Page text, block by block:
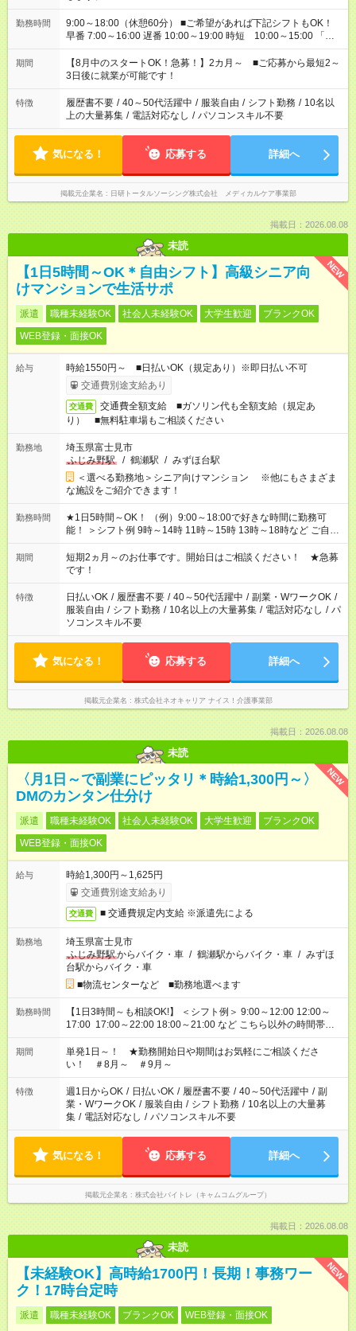
勤務時間
9:00～18:00（休憩60分） ■ご希望があれば下記シフトもOK！
早番 7:00～16:00 遅番 10:00～19:00 時短 10:00～15:00 「家
族と休みを合わせたい」 「余裕を持って夕飯の準備がしたい」
「できれば残業はしたくない」 など、ご希望を教えてください
ね。 ※Wワーク希望の方へ 今ご覧のお仕事で希望する勤務時間
と、もう1つのお仕事の勤務時間。 合計で週40時間を超える場
合は応募できません。
期間
【8月中のスタートOK！急募！】2カ月～ ■ご応募から最短2～
3日後に就業が可能です！
特徴 履歴書不要 / 40～50代活躍中 / 服装自由 / シフト勤務 / 10名以
上の大量募集 / 電話対応なし / パソコンスキル不要
気になる！ 応募する 詳細へ
掲載元企業名 日研トータルソーシング株式会社 メディカルケア事業部
掲載日：2026.08.08
未読
NEW
【1日5時間～OK＊自由シフト】高級シニア向
けマンションで生活サポ
派遣 職種未経験OK 社会人未経験OK 大学生歓迎
ブランクOK
WEB登録・面接OK
給与
時給1550円～ ■日払いOK（規定あり）※即日払い不可
交通費別途支給あり
交通費
交通費全額支給 ■ガソリン代も全額支給（規定あ
り） ■無料駐車場もご相談ください
勤務地
埼玉県富士見市
ふじみ野駅
/ 鶴瀬駅 / みずほ台駅
＜選べる勤務地＞シニア向けマンション ※他にもさまざま
な施設をご紹介できます！
勤務時間
★1日5時間～OK！ （例）9:00～18:00で好きな時間に勤務可
能！ ＞シフト例 9時～14時 11時～15時 13時～18時など ご自身
のご都合に合わせて勤務時間をご相談ください！ ★家庭の都合
でお休みや時間の調整が必要な場合も遠慮なくご相談くださ
い。
期間
短期2ヵ月～のお仕事です。開始日はご相談ください！ ★急募
です！
特徴 日払いOK / 履歴書不要 / 40～50代活躍中 / 副業・WワークOK /
服装自由 / シフト勤務 / 10名以上の大量募集 / 電話対応なし / パ
ソコンスキル不要
気になる！ 応募する 詳細へ
掲載元企業名 株式会社ネオキャリア ナイス！介護事業部
掲載日：2026.08.08
未読
NEW
〈月1日～で副業にピッタリ＊時給1,300円～〉
DMのカンタン仕分け
派遣 職種未経験OK 社会人未経験OK 大学生歓迎
ブランクOK
WEB登録・面接OK
給与
時給1,300円～1,625円
交通費別途支給あり
交通費 ■ 交通費規定内支給 ※派遣先による
勤務地
埼玉県富士見市
ふじみ野駅からバイク・車 / 鶴瀬駅からバイク・車 / みずほ
台駅からバイク・車
■物流センターなど ■勤務地選べます
勤務時間
【1日3時間～も相談OK!】 ＜シフト例＞ 9:00～12:00 12:00～
17:00 17:00～22:00 18:00～21:00 など こちら以外の時間帯も
お気軽にご相談ください！
期間
単発1日～！ ★勤務開始日や期間はお気軽にご相談くださ
い！ ＃8月～ ＃9月～
特徴 週1日からOK / 日払いOK / 履歴書不要 / 40～50代活躍中 / 副
業・WワークOK / 服装自由 / シフト勤務 / 10名以上の大量募
集 / 電話対応なし / パソコンスキル不要
気になる！ 応募する 詳細へ
掲載元企業名 株式会社バイトレ（キャムコムグループ）
掲載日：2026.08.08
未読
NEW
【未経験OK】高時給1700円！長期！事務ワー
ク！17時台定時
派遣 職種未経験OK ブランクOK WEB登録・面接OK